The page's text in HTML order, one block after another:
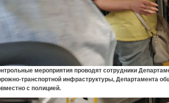
мероприятия проводят сотрудники
транспортной инфраструктуры, Департамента
с полицией.